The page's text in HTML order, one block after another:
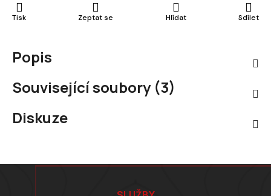
Tisk Zeptat se Hlídat Sdílet
Popis
Související soubory (3)
Diskuze
Zápatí